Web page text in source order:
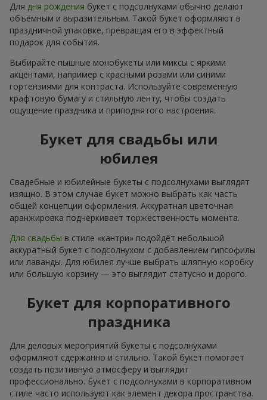
Для дня рождения букет с подсолнухами обычно делают
объёмным и выразительным. Такой букет оформляют в
праздничной упаковке, превращая его в эффектный
подарок для события.
Выбирайте пышные монобукеты или миксы с яркими
акцентами, например с красными розами или синими
гортензиями для контраста. Используйте современную
крафтовую бумагу и стильную ленту, чтобы создать
ощущение праздника и приподнятого настроения.
Букет для свадьбы или
юбилея
Свадебные и юбилейные букеты с подсолнухами выглядят
изящно. В этом случае букет можно выбрать как часть
общей концепции оформления. Аккуратная цветочная
аранжировка подчёркивает торжественность момента.
Для свадьбы в стиле «кантри» подойдёт небольшой
аккуратный букет с подсолнухом с добавлением гипсофилы
или лаванды. Для юбилея лучше выбрать шляпную коробку
или большую корзину — это выглядит статусно и дорого.
Букет для корпоративного
праздника
Для деловых мероприятий букеты с подсолнухами
оформляют сдержанно и стильно. Такой букет помогает
создать позитивную атмосферу и выглядит
профессионально. Букет с подсолнухами в корпоративном
стиле часто используют как элемент декора пространства.